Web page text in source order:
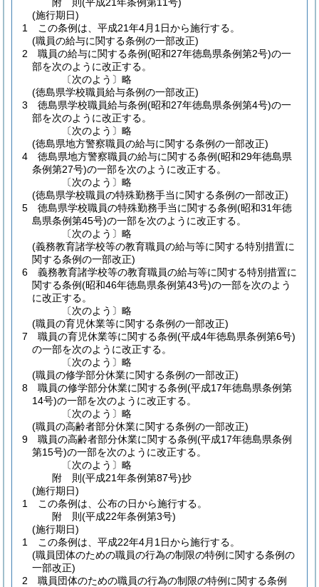
(施行期日)
1
この条例は、平成21年4月1日から施行する。
(職員の給与に関する条例の一部改正)
2
職員の給与に関する条例(昭和27年徳島県条例第2号)の一
部を次のように改正する。
〔次のよう〕略
(徳島県学校職員給与条例の一部改正)
3
徳島県学校職員給与条例(昭和27年徳島県条例第4号)の一
部を次のように改正する。
〔次のよう〕略
(徳島県地方警察職員の給与に関する条例の一部改正)
4
徳島県地方警察職員の給与に関する条例(昭和29年徳島県
条例第27号)の一部を次のように改正する。
〔次のよう〕略
(徳島県学校職員の特殊勤務手当に関する条例の一部改正)
5
徳島県学校職員の特殊勤務手当に関する条例(昭和31年徳
島県条例第45号)の一部を次のように改正する。
〔次のよう〕略
(義務教育諸学校等の教育職員の給与等に関する特別措置に
関する条例の一部改正)
6
義務教育諸学校等の教育職員の給与等に関する特別措置に
関する条例(昭和46年徳島県条例第43号)の一部を次のよう
に改正する。
〔次のよう〕略
(職員の育児休業等に関する条例の一部改正)
7
職員の育児休業等に関する条例(平成4年徳島県条例第6号)
の一部を次のように改正する。
〔次のよう〕略
(職員の修学部分休業に関する条例の一部改正)
8
職員の修学部分休業に関する条例(平成17年徳島県条例第
14号)の一部を次のように改正する。
〔次のよう〕略
(職員の高齢者部分休業に関する条例の一部改正)
9
職員の高齢者部分休業に関する条例(平成17年徳島県条例
第15号)の一部を次のように改正する。
〔次のよう〕略
附 則(平成21年条例第87号)抄
(施行期日)
1
この条例は、公布の日から施行する。
附 則(平成22年条例第3号)
(施行期日)
1
この条例は、平成22年4月1日から施行する。
(職員団体のための職員の行為の制限の特例に関する条例の
一部改正)
2
職員団体のための職員の行為の制限の特例に関する条例